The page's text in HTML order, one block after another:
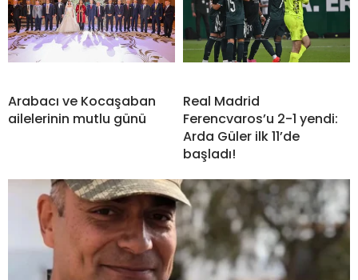
Arabacı ve Kocaşaban
ailelerinin mutlu günü
Real Madrid
Ferencvaros’u 2-1 yendi:
Arda Güler ilk 11’de
başladı!